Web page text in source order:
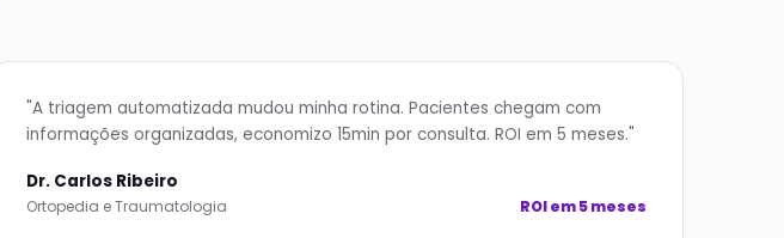
"A triagem automatizada mudou minha rotina. Pacientes chegam com
informações organizadas, economizo 15min por consulta. ROI em 5 meses."
Dr. Carlos Ribeiro
Ortopedia e Traumatologia ROI em 5 meses